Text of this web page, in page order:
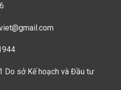
Do sở Kế hoạch và Đầu tư